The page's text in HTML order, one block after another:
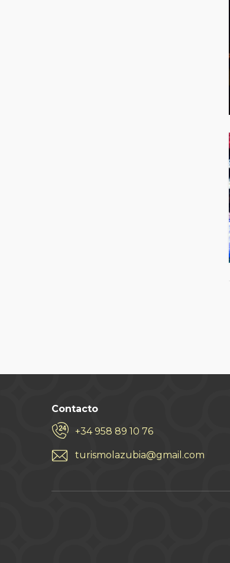
Contacto
+34 958 89 10 76
turismolazubia@gmail.com